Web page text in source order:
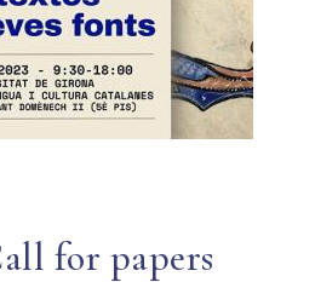
for papers